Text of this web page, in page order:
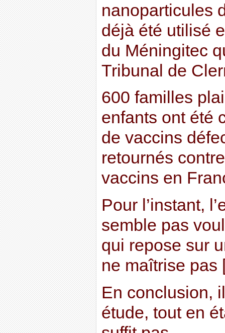
nanoparticules
déjà été utilisé
du Méningitec
Tribunal de
600 familles
enfants ont été
de vaccins
retournés
vaccins en
Pour l’instant,
semble pas
qui repose sur
ne maîtrise pas
En conclusion,
étude, tout en